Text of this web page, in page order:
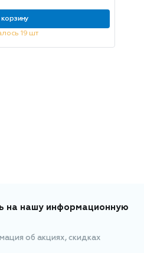
корзину
19 шт
на нашу информационную
об акциях, скидках